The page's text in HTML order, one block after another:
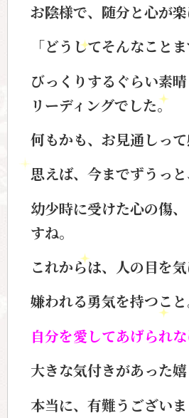
お陰様で、随分と心が楽
「どうしてそんなこと
びっくりするぐらい素
リーディングでした。
何もかも、お見通しって
思えば、今までずうっと
幼少時に受けた心の傷
すね。
これからは、人の目を
嫌われる勇気を持つこと
自分を愛してあげられな
大きな気付きがあった嬉
本当に、有難うございま